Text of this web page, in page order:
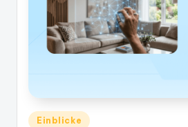
Veröffentlicht
Einblicke